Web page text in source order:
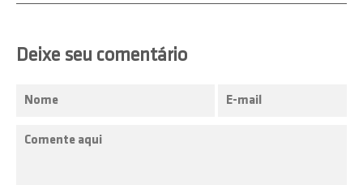
Deixe seu comentário